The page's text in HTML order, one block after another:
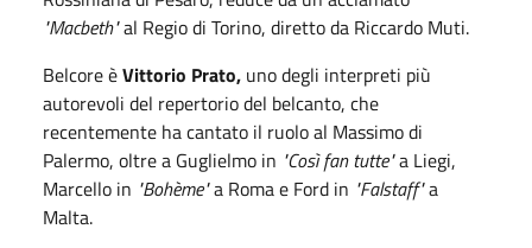
"Macbeth"al Regio di Torino, diretto da Riccardo Muti.
Belcore èVittorio Prato, uno degli interpreti più
autorevoli del repertorio del belcanto, che
recentemente ha cantato il ruolo al Massimo di
Palermo, oltre a Guglielmo in "Così fan tutte"a Liegi,
Marcello in "Bohème"a Roma e Ford in "Falstaff"a
Malta.